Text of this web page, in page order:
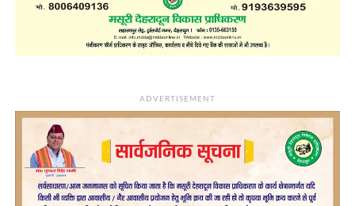
ADVERTISEMENT